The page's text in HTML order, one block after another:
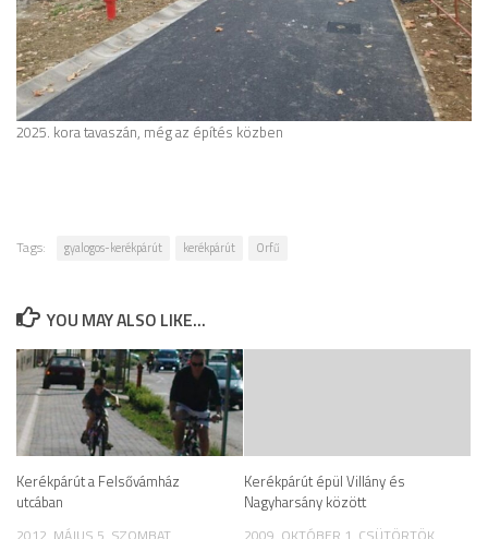
2025. kora tavaszán, még az építés közben
Tags: gyalogos-kerékpárút kerékpárút Orfű
YOU MAY ALSO LIKE...
Kerékpárút a Felsővámház
utcában
Kerékpárút épül Villány és
Nagyharsány között